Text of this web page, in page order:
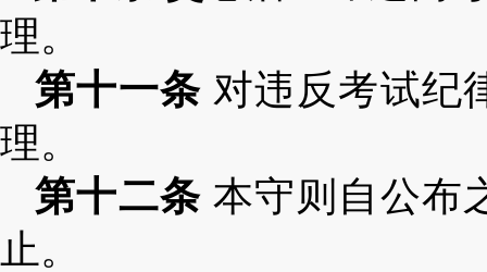
理。
第十一条 对违反考试纪
理。
第十二条 本守则自公布
止。